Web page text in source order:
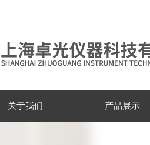
关于我们 产品展示